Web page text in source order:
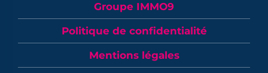
Groupe IMMO9
Politique de confidentialité
Mentions légales